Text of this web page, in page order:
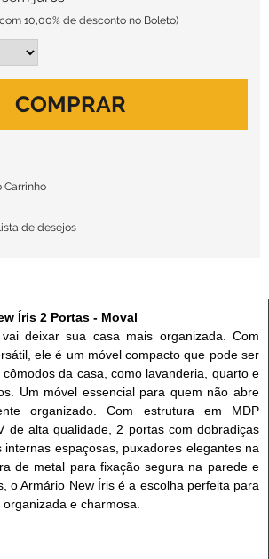
10,00% de desconto no Boleto)
COMPRAR
de desejos
Íris 2 Portas - Moval
deixar sua casa mais organizada. Com
ele é um móvel compacto que pode ser
da casa, como lavanderia, quarto e
Um móvel essencial para quem não abre
organizado. Com estrutura em MDP
de alta qualidade, 2 portas com dobradiças
internas espaçosas, puxadores elegantes na
de metal para fixação segura na parede e
o Armário New Íris é a escolha perfeita para
e charmosa.